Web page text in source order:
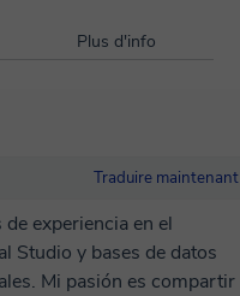
Plus d'info
Traduire maintenant
experiencia en el
Studio y bases de datos
Mi pasión es compartir